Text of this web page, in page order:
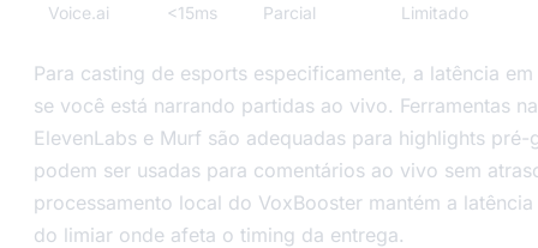
Voice.ai <15ms Parcial Limitado
Para casting de esports especificamente, a latência
se você está narrando partidas ao vivo. Ferramentas
ElevenLabs e Murf são adequadas para highlights
podem ser usadas para comentários ao vivo sem
processamento local do VoxBooster mantém a
do limiar onde afeta o timing da entrega.